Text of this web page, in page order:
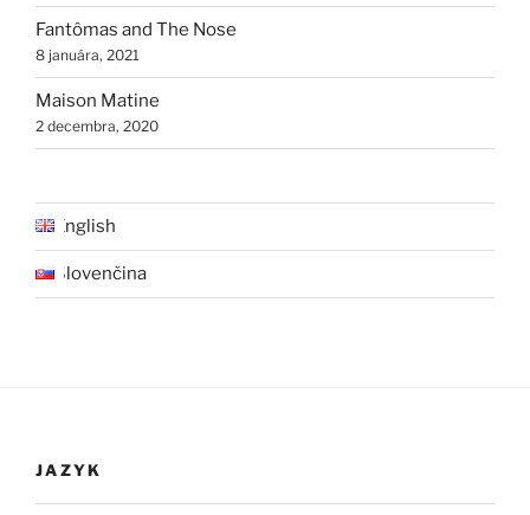
Fantômas and The Nose
8 januára, 2021
Maison Matine
2 decembra, 2020
English
Slovenčina
JAZYK